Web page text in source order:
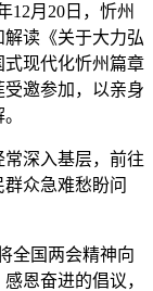
12月20日，忻州
读《关于大力弘
现代化忻州篇章
邀参加，以亲身
深入基层，前往
众急难愁盼问
全国两会精神向
恩奋进的倡议，